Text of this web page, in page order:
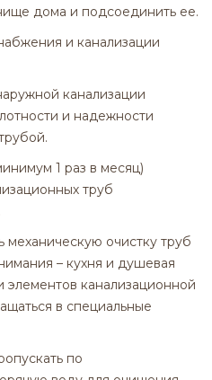
дома и подсоединить ее.
и канализации
канализации
и надежности
1 раз в месяц)
труб
очистку труб
– кухня и душевая
элементов канализационной
в специальные
по